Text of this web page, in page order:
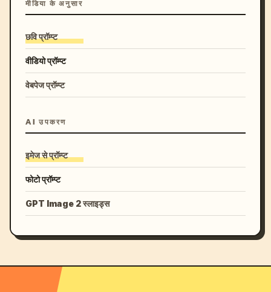
मीडिया के अनुसार
छवि प्रॉम्प्ट
वीडियो प्रॉम्प्ट
वेबपेज प्रॉम्प्ट
AI उपकरण
इमेज से प्रॉम्प्ट
फोटो प्रॉम्प्ट
GPT Image 2 स्लाइड्स